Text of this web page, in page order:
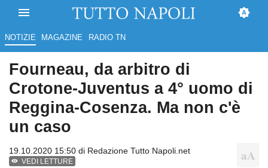
NOTIZIE MAGAZINE RADIO TN
Fourneau, da arbitro di
Crotone-Juventus a 4° uomo di
Reggina-Cosenza. Ma non c'è
un caso
19.10.2020 15:50 di Redazione Tutto Napoli.net
VEDI LETTURE